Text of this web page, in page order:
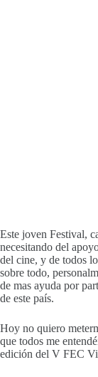
Este joven Festival,
necesitando del
del cine, y de todos
sobre todo,
de mas ayuda por
de este país.
Hoy no quiero
que todos me
edición del V FEC